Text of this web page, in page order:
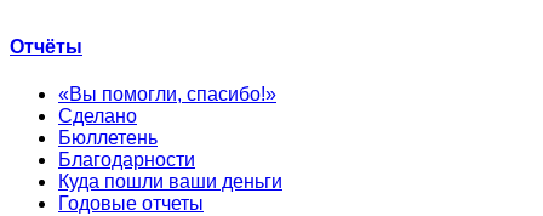
Отчёты
«Вы помогли, спасибо!»
Сделано
Бюллетень
Благодарности
Куда пошли ваши деньги
Годовые отчеты